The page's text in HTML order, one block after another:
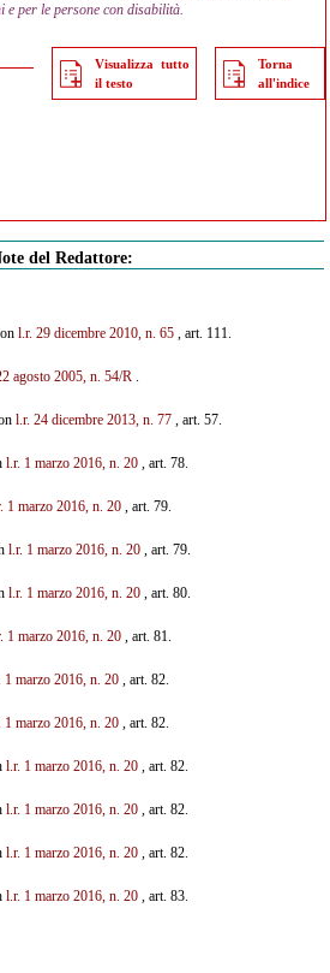
e per le persone con disabilità.
Visualizza tutto
il testo
Torna
all'indice
del Redattore:
l.r. 29 dicembre 2010, n. 65, art. 111.
agosto 2005, n. 54/R.
l.r. 24 dicembre 2013, n. 77, art. 57.
l.r. 1 marzo 2016, n. 20, art. 78.
1 marzo 2016, n. 20, art. 79.
l.r. 1 marzo 2016, n. 20, art. 79.
l.r. 1 marzo 2016, n. 20, art. 80.
1 marzo 2016, n. 20, art. 81.
1 marzo 2016, n. 20, art. 82.
1 marzo 2016, n. 20, art. 82.
l.r. 1 marzo 2016, n. 20, art. 82.
l.r. 1 marzo 2016, n. 20, art. 82.
l.r. 1 marzo 2016, n. 20, art. 82.
l.r. 1 marzo 2016, n. 20, art. 83.